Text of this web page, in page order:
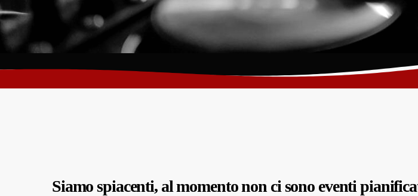
Siamo spiacenti, al momento non ci sono eventi